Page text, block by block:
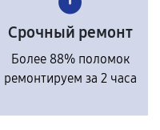
Срочный ремонт
Более 88% поломок
ремонтируем за 2 часа